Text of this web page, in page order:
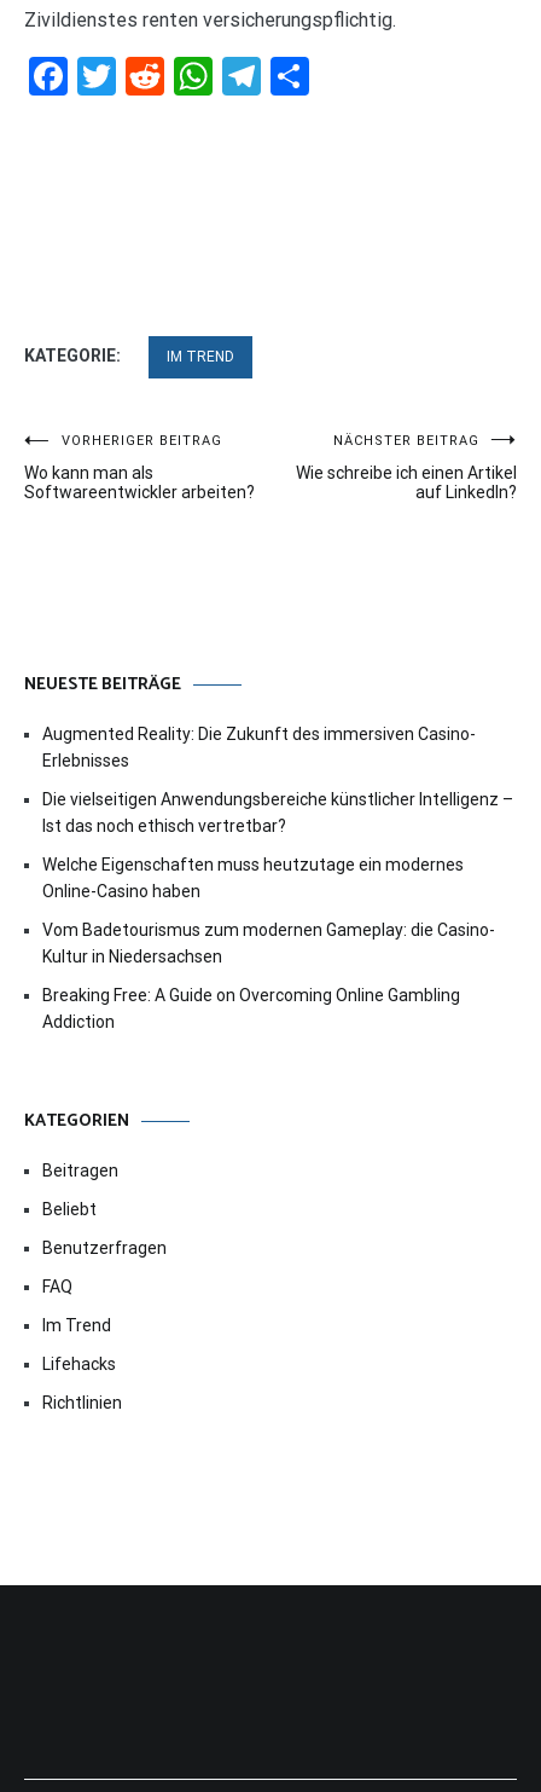
Zivildienstes renten versicherungspflichtig.
Facebook
Twitter
RedditWhatsApp
Telegram
KATEGORIE: IM TREND
Beitragsnavigation
VORHERIGER BEITRAG
Wo kann man als
Softwareentwickler arbeiten?
NÄCHSTER BEITRAG
Wie schreibe ich einen Artikel
auf LinkedIn?
NEUESTE BEITRÄGE
Augmented Reality: Die Zukunft des immersiven Casino-
Erlebnisses
Die vielseitigen Anwendungsbereiche künstlicher Intelligenz –
Ist das noch ethisch vertretbar?
Welche Eigenschaften muss heutzutage ein modernes
Online-Casino haben
Vom Badetourismus zum modernen Gameplay: die Casino-
Kultur in Niedersachsen
Breaking Free: A Guide on Overcoming Online Gambling
Addiction
KATEGORIEN
Beitragen
Beliebt
Benutzerfragen
FAQ
Im Trend
Lifehacks
Richtlinien